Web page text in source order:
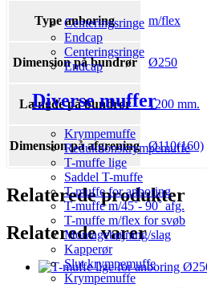
Centeringsringe
Endcap
Centeringsringe
Endcap
Diverse muffer
Krympemuffe
Reduktionskrympemuffe
T-muffe lige
Saddel T-muffe
T-muffe for anboring
T-muffe m/45˚- 90˚ afg.
T-muffe m/flex for svøb
Montagebøjning/slag
Kapperør
Slut krympemuffe
Krympemuffe
Type anboring m/flex
Dimension på bundrør Ø250
Længde på bundrør 1200 mm.
Dimension på afgrening Ø110(160)
Relaterede produkter
Relaterede varer